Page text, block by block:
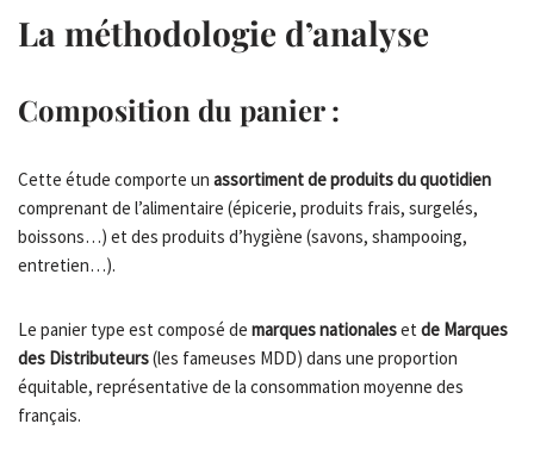
La méthodologie d’analyse
Composition du panier :
Cette étude comporte un assortiment de produits du quotidien
comprenant de l’alimentaire (épicerie, produits frais, surgelés,
boissons…) et des produits d’hygiène (savons, shampooing,
entretien…).
Le panier type est composé de marques nationaleset de Marques
des Distributeurs(les fameuses MDD) dans une proportion
équitable, représentative de la consommation moyenne des
français.